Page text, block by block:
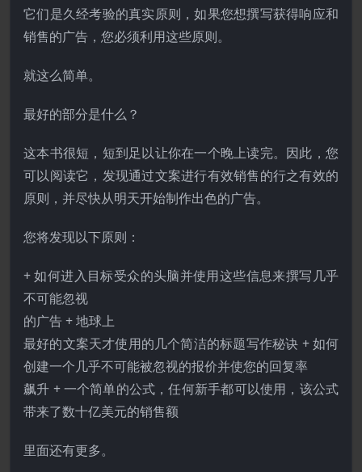
它们是久经考验的真实原则，如果您想撰写获得响应和
销售的广告，您必须利用这些原则。
就这么简单。
最好的部分是什么？
这本书很短，短到足以让你在一个晚上读完。因此，您
可以阅读它，发现通过文案进行有效销售的行之有效的
原则，并尽快从明天开始制作出色的广告。
您将发现以下原则：
+ 如何进入目标受众的头脑并使用这些信息来撰写几乎
不可能忽视
的广告 + 地球上
最好的文案天才使用的几个简洁的标题写作秘诀 + 如何
创建一个几乎不可能被忽视的报价并使您的回复率
飙升 + 一个简单的公式，任何新手都可以使用，该公式
带来了数十亿美元的销售额
里面还有更多。